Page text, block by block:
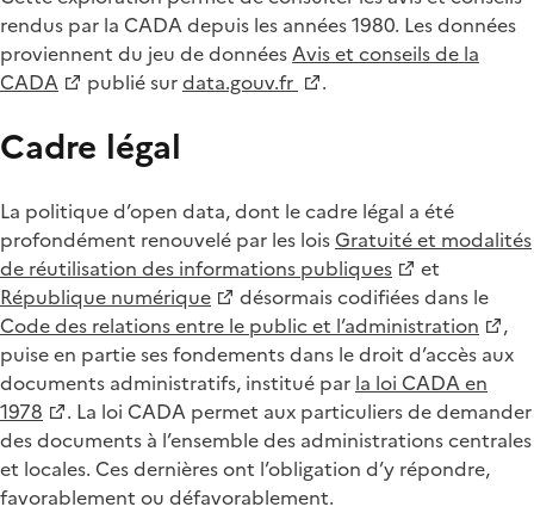
rendus par la CADA depuis les années 1980. Les données
proviennent du jeu de donnéesAvis et conseils de la
CADA
publié surdata.gouv.fr .
Cadre légal
La politique d’open data, dont le cadre légal a été
profondément renouvelé par les loisGratuité et modalités
de réutilisation des informations publiques
et
République numérique
désormais codifiées dans le
Code des relations entre le public et l’administration
,
puise en partie ses fondements dans le droit d’accès aux
documents administratifs, institué par la loi CADA en
1978
. La loi CADA permet aux particuliers de demander
des documents à l’ensemble des administrations centrales
et locales. Ces dernières ont l’obligation d’y répondre,
favorablement ou défavorablement.